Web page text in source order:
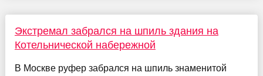
Экстремал забрался на шпиль здания на
Котельнической набережной
В Москве руфер забрался на шпиль знаменитой